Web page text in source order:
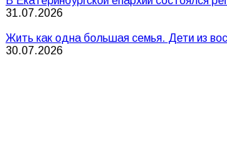
31.07.2026
Жить как одна большая семья. Дети из
30.07.2026